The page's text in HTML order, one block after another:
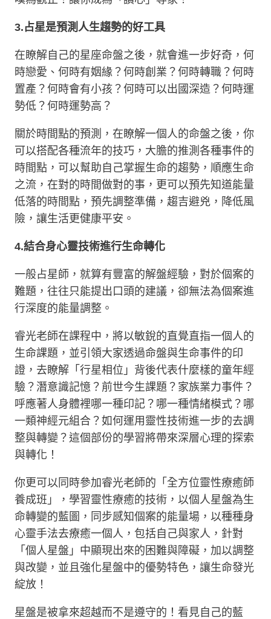
3.占星是預測人生趨勢的好工具
在瞭解自己的星座命盤之後，就會進一步好奇，何
時戀愛、何時有姻緣？何時創業？何時轉職？何時
置產？何時會有小孩？何時可以出國深造？何時運
勢低？何時運勢高？
關於時間點的預測，在瞭解一個人的命盤之後，你
可以搭配各種流年的技巧，大膽的推測各種事件的
時間點，可以幫助自己掌握生命的趨勢，順應生命
之流，在對的時間做對的事，更可以預先知道能量
低落的時間點，預先調整準備，趨吉避兇，降低風
險，讓生活更健康平安。
4.結合身心靈技術進行生命轉化
一般占星師，就算有豐富的解盤經驗，對於個案的
難題，往往只能提出口頭的建議，卻無法為個案進
行深度的能量調整。
睿光老師在課程中，將以敏銳的直覺直指一個人的
生命課題，並引領大家透過命盤與生命事件的印
證，去瞭解「行星相位」背後代表什麼樣的童年經
驗？潛意識記憶？前世今生課題？家族業力事件？
呼應著人身體裡哪一種印記？哪一種情緒模式？哪
一類神經元組合？如何運用靈性技術進一步的去調
整與轉變？這個部份的學習將帶來深層心理的探索
與轉化！
你更可以同時參加睿光老師的「全方位靈性療癒師
養成班」，學習靈性療癒的技術，以個人星盤為生
命轉變的藍圖，同步感知個案的能量場，以種種身
心靈手法去療癒一個人，包括自己與家人，針對
「個人星盤」中顯現出來的困難與障礙，加以調整
與改變，並且強化星盤中的優勢特色，讓生命發光
綻放！
星盤是被拿來超越而不是遵守的！看見自己的藍